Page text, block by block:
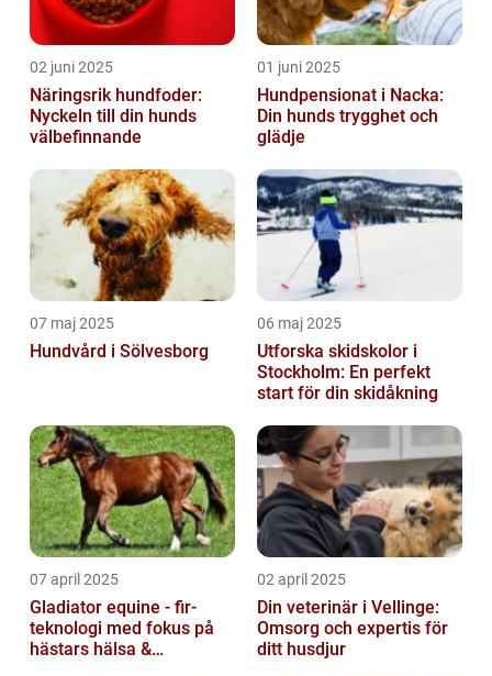
02 juni 2025
Näringsrik hundfoder:
Nyckeln till din hunds
välbefinnande
01 juni 2025
Hundpensionat i Nacka:
Din hunds trygghet och
glädje
07 maj 2025
Hundvård i Sölvesborg
06 maj 2025
Utforska skidskolor i
Stockholm: En perfekt
start för din skidåkning
07 april 2025
Gladiator equine - fir-
teknologi med fokus på
hästars hälsa &
02 april 2025
Din veterinär i Vellinge:
Omsorg och expertis för
ditt husdjur